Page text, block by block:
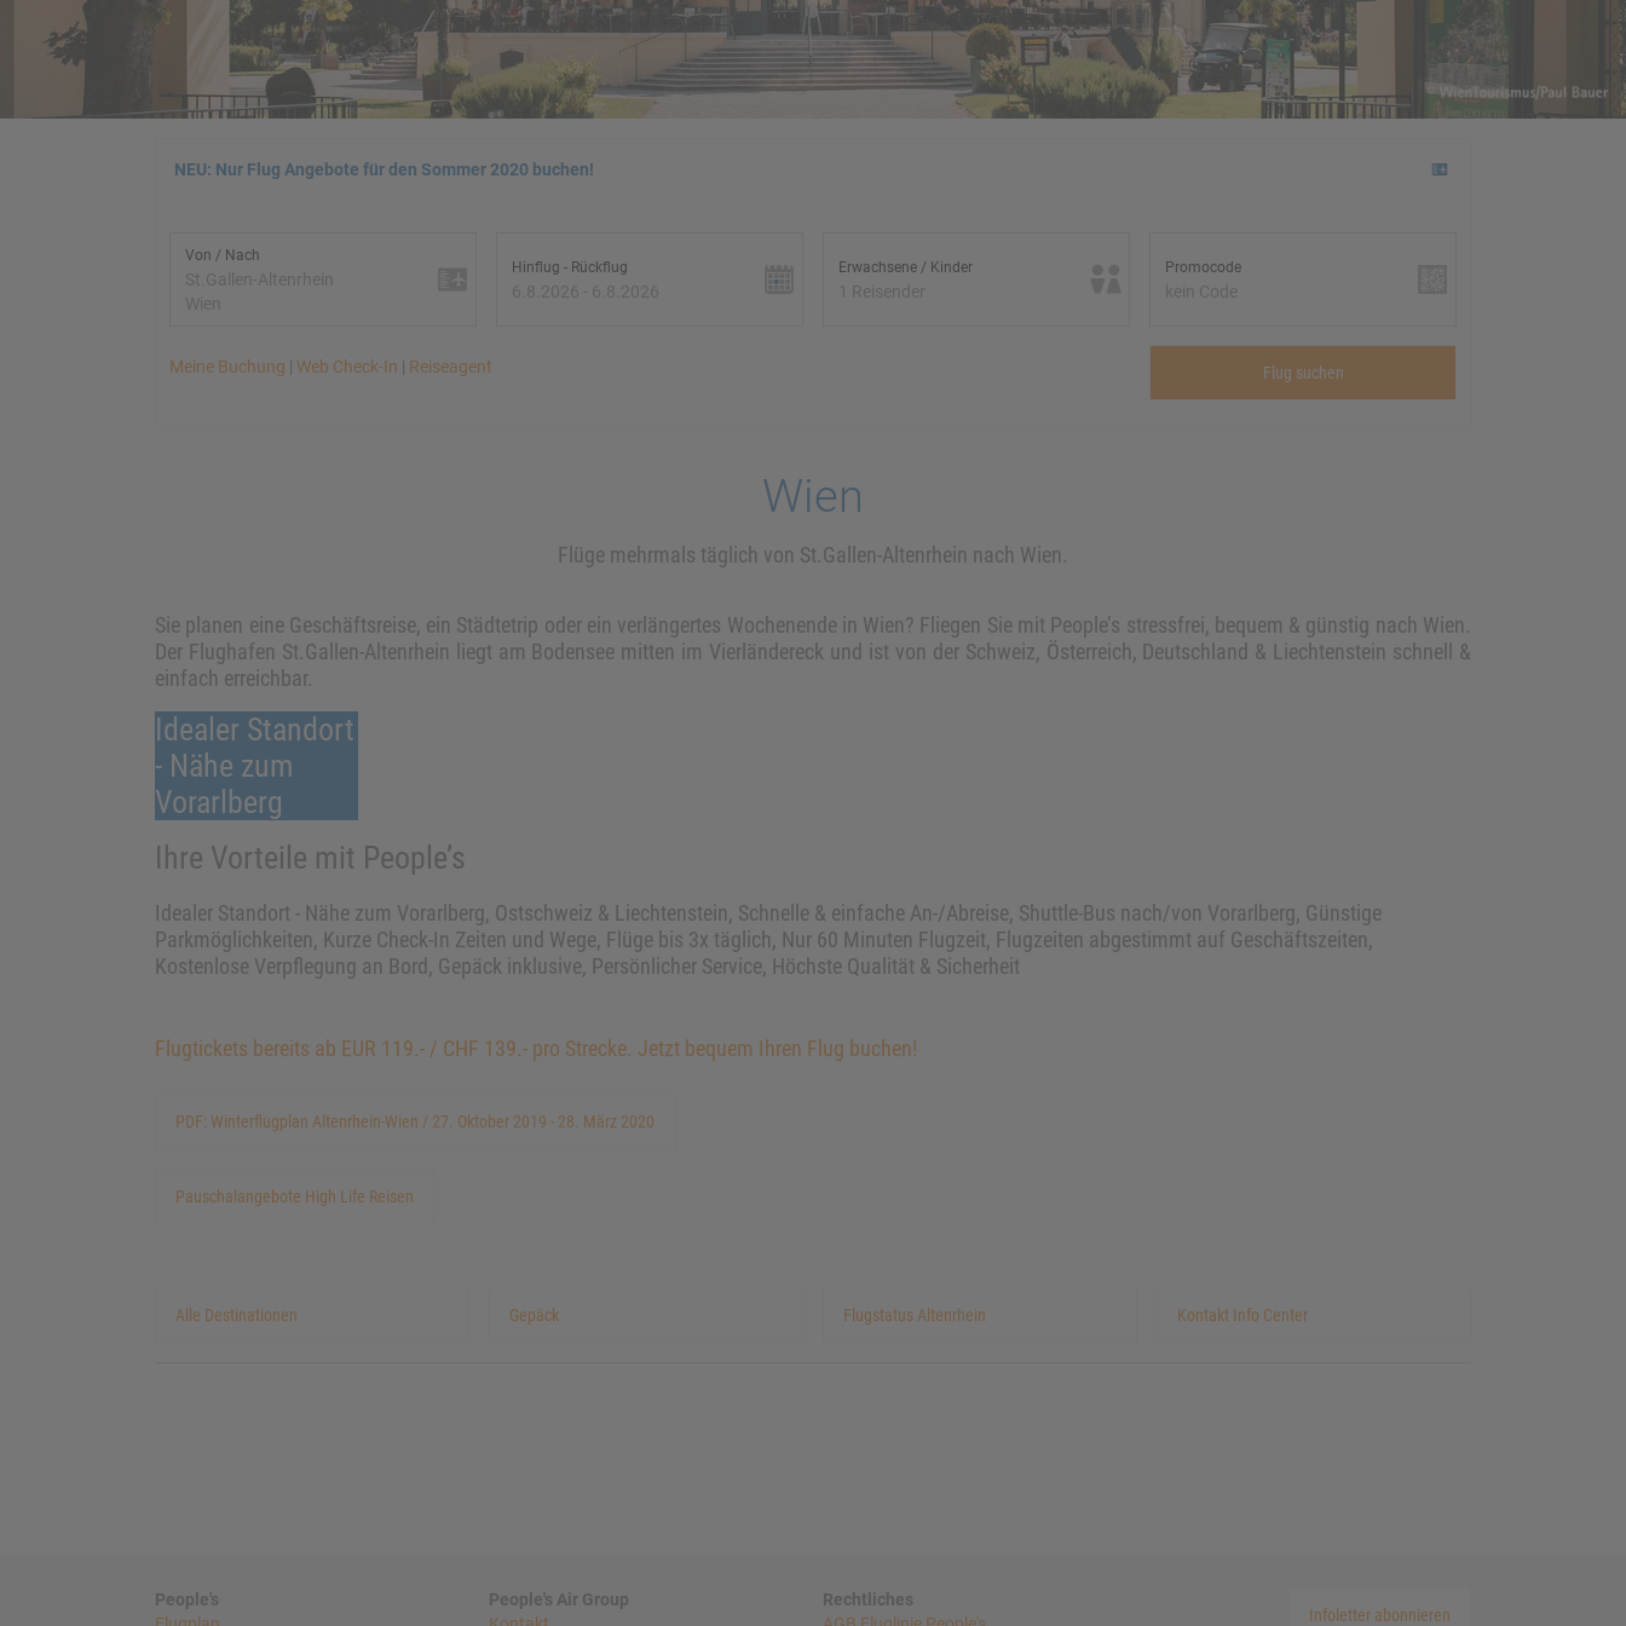
NEU: Nur Flug Angebote für den Sommer 2020 buchen!
Von / Nach
St.Gallen-Altenrhein
Wien
Hinflug - Rückflug
6.8.2026 - 6.8.2026
Erwachsene / Kinder
1 Reisender
Promocode
kein Code
Meine Buchung | Web Check-In | Reiseagent
Wien
Flüge mehrmals täglich von St.Gallen-Altenrhein nach Wien.
Sie planen eine Geschäftsreise, ein Städtetrip oder ein verlängertes Wochenende in Wien? Fliegen Sie mit People’s stressfrei, bequem & günstig nach Wien.
Der Flughafen St.Gallen-Altenrhein liegt am Bodensee mitten im Vierländereck und ist von der Schweiz, Österreich, Deutschland & Liechtenstein schnell &
einfach erreichbar.
Idealer Standort
- Nähe zum
Vorarlberg
Ihre Vorteile mit People’s
Idealer Standort - Nähe zum Vorarlberg, Ostschweiz & Liechtenstein, Schnelle & einfache An-/Abreise, Shuttle-Bus nach/von Vorarlberg, Günstige
Parkmöglichkeiten, Kurze Check-In Zeiten und Wege, Flüge bis 3x täglich, Nur 60 Minuten Flugzeit, Flugzeiten abgestimmt auf Geschäftszeiten,
Kostenlose Verpflegung an Bord, Gepäck inklusive, Persönlicher Service, Höchste Qualität & Sicherheit
Flugtickets bereits ab EUR 119.- / CHF 139.- pro Strecke. Jetzt bequem Ihren Flug buchen!
PDF: Winterflugplan Altenrhein-Wien / 27. Oktober 2019 - 28. März 2020
Pauschalangebote High Life Reisen
Alle Destinationen Gepäck Flugstatus Altenrhein Kontakt Info Center
People's
People's Air Group
Rechtliches
Infoletter abonnieren